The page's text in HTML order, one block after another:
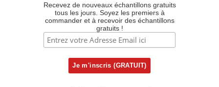
Recevez de nouveaux échantillons gratuits
tous les jours. Soyez les premiers à
commander et à recevoir des échantillons
gratuits !